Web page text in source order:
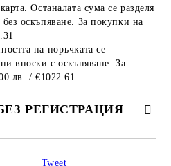
Останалата сума се разделя
оскъпяване. За покупки на
на поръчката се
вноски с оскъпяване. За
лв. / €1022.61
РЕГИСТРАЦИЯ
4 ПОЛЕТА
Tweet